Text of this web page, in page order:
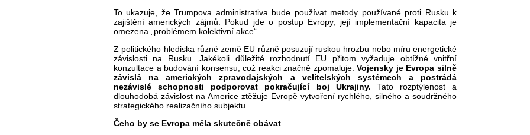
To ukazuje, že Trumpova administrativa bude používat metody používané proti Rusku k
zajištění amerických zájmů. Pokud jde o postup Evropy, její implementační kapacita je
omezena „problémem kolektivní akce“.
Z politického hlediska různé země EU různě posuzují ruskou hrozbu nebo míru energetické
závislosti na Rusku. Jakékoli důležité rozhodnutí EU přitom vyžaduje obtížné vnitřní
konzultace a budování konsensu, což reakci značně zpomaluje.Vojensky je Evropa silně
závislá na amerických zpravodajských a velitelských systémech a postrádá
nezávislé schopnosti podporovat pokračující boj Ukrajiny. Tato rozptýlenost a
dlouhodobá závislost na Americe ztěžuje Evropě vytvoření rychlého, silného a soudržného
strategického realizačního subjektu.
Čeho by se Evropa měla skutečně obávat